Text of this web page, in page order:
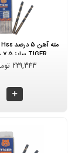
TIGER سایز 7.5 میلیمتر
229,343 تومان